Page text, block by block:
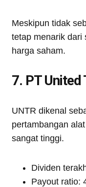
Meskipun tidak
tetap menarik dari
harga saham.
7. PT
UNTR dikenal
pertambangan
sangat tinggi.
Dividen
Payout ratio: